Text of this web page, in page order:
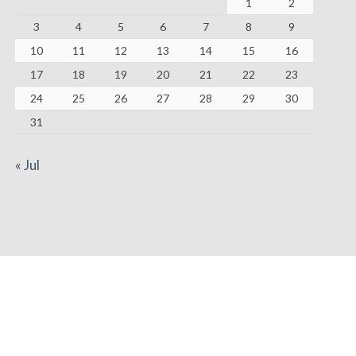
1
2
3
4 5 6 7 8
9
10
11 12 13 14 15
16
17
18 19 20 21 22
23
24
25 26 27 28 29
30
31
« Jul